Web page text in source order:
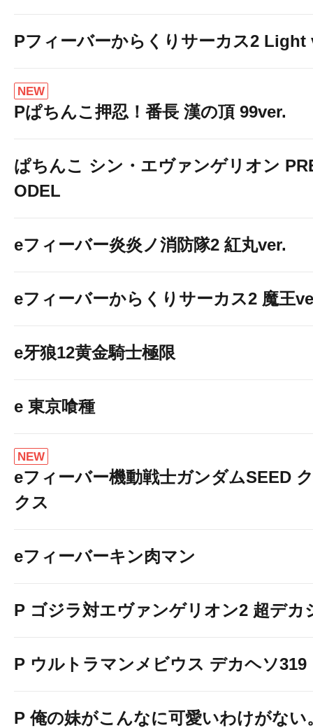
Pフィーバーからくりサーカス2 Light
NEW
Pぱちんこ押忍！番長 漢の頂 99ver.
ぱちんこ シン・エヴァンゲリオン
ODEL
eフィーバー炎炎ノ消防隊2 紅丸ver.
eフィーバーからくりサーカス2 魔王
e牙狼12黄金騎士極限
e 東京喰種
NEW
eフィーバー機動戦士ガンダムSEED
クス
eフィーバーキン肉マン
P ゴジラ対エヴァンゲリオン2 超デカ
P ウルトラマンメビウス デカヘソ319
P 俺の妹がこんなに可愛いわけがない